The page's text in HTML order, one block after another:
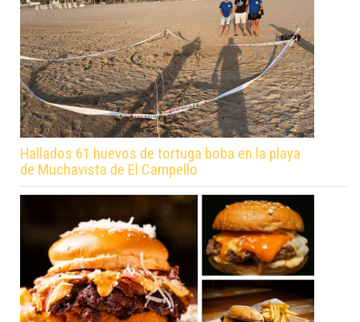
Hallados 61 huevos de tortuga boba en la playa
de Muchavista de El Campello